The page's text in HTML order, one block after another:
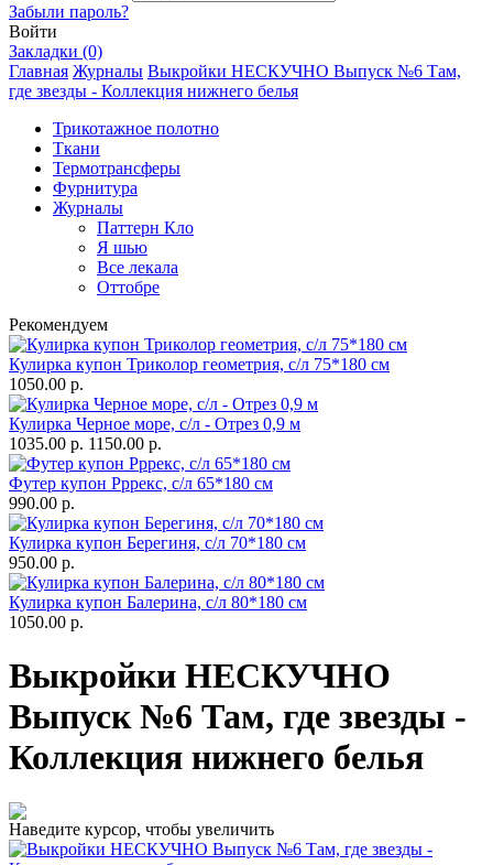
Забыли пароль?
Войти
Закладки (0)
Главная Журналы Выкройки НЕСКУЧНО Выпуск №6 Там,
где звезды - Коллекция нижнего белья
Трикотажное полотно
Ткани
Термотрансферы
Фурнитура
Журналы
Паттерн Кло
Я шью
Все лекала
Оттобре
Рекомендуем
Кулирка купон Триколор геометрия, с/л 75*180 см
1050.00 р.
Кулирка Черное море, с/л - Отрез 0,9 м
1035.00 р. 1150.00 р.
Футер купон Рррекс, с/л 65*180 см
990.00 р.
Кулирка купон Берегиня, с/л 70*180 см
950.00 р.
Кулирка купон Балерина, с/л 80*180 см
1050.00 р.
Выкройки НЕСКУЧНО
Выпуск №6 Там, где звезды -
Коллекция нижнего белья
Наведите курсор, чтобы увеличить